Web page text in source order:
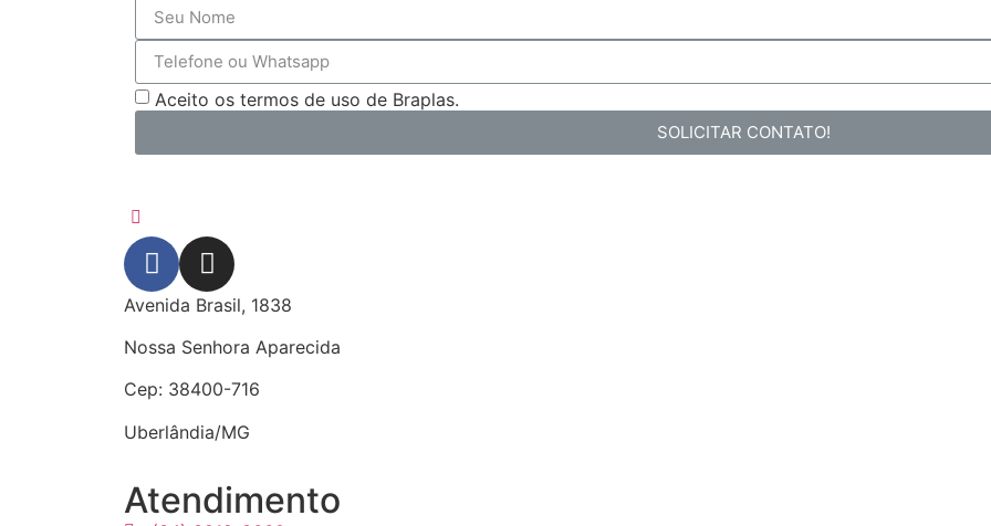
Aceito os termos de uso de Braplas.
SOLICITAR CONTATO!
Avenida Brasil, 1838
Nossa Senhora Aparecida
Cep: 38400-716
Uberlândia/MG
Atendimento